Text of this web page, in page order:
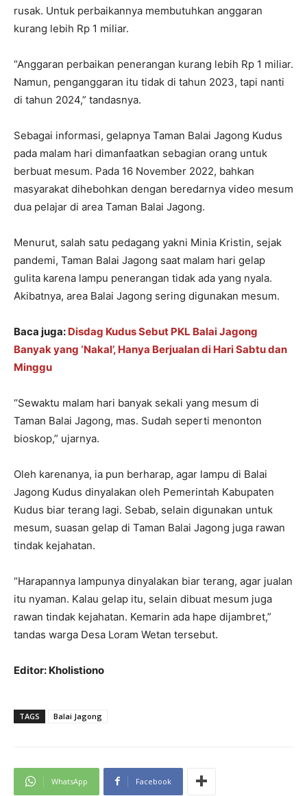
rusak. Untuk perbaikannya membutuhkan anggaran
kurang lebih Rp 1 miliar.
“Anggaran perbaikan penerangan kurang lebih Rp 1 miliar.
Namun, penganggaran itu tidak di tahun 2023, tapi nanti
di tahun 2024,” tandasnya.
Sebagai informasi, gelapnya Taman Balai Jagong Kudus
pada malam hari dimanfaatkan sebagian orang untuk
berbuat mesum. Pada 16 November 2022, bahkan
masyarakat dihebohkan dengan beredarnya video mesum
dua pelajar di area Taman Balai Jagong.
Menurut, salah satu pedagang yakni Minia Kristin, sejak
pandemi, Taman Balai Jagong saat malam hari gelap
gulita karena lampu penerangan tidak ada yang nyala.
Akibatnya, area Balai Jagong sering digunakan mesum.
Baca juga: Disdag Kudus Sebut PKL Balai Jagong
Banyak yang ‘Nakal’, Hanya Berjualan di Hari Sabtu dan
Minggu
“Sewaktu malam hari banyak sekali yang mesum di
Taman Balai Jagong, mas. Sudah seperti menonton
bioskop,” ujarnya.
Oleh karenanya, ia pun berharap, agar lampu di Balai
Jagong Kudus dinyalakan oleh Pemerintah Kabupaten
Kudus biar terang lagi. Sebab, selain digunakan untuk
mesum, suasan gelap di Taman Balai Jagong juga rawan
tindak kejahatan.
“Harapannya lampunya dinyalakan biar terang, agar jualan
itu nyaman. Kalau gelap itu, selain dibuat mesum juga
rawan tindak kejahatan. Kemarin ada hape dijambret,”
tandas warga Desa Loram Wetan tersebut.
Editor: Kholistiono
TAGS Balai Jagong
WhatsApp Facebook